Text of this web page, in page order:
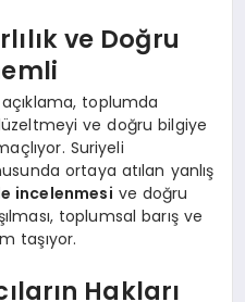
ve Doğru
toplumda
ve doğru bilgiye
Suriyeli
ortaya atılan yanlış
incelenmesi ve doğru
toplumsal barış ve
taşıyor.
Hakları